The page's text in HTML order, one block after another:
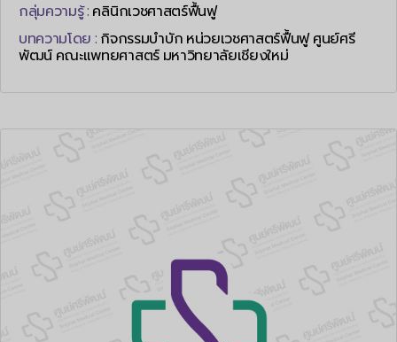
กลุ่มความรู้ : คลินิกเวชศาสตร์ฟื้นฟู
บทความโดย : กิจกรรมบำบัก หน่วยเวชศาสตร์ฟื้นฟู ศูนย์ศรี
พัฒน์ คณะแพทยศาสตร์ มหาวิทยาลัยเชียงใหม่